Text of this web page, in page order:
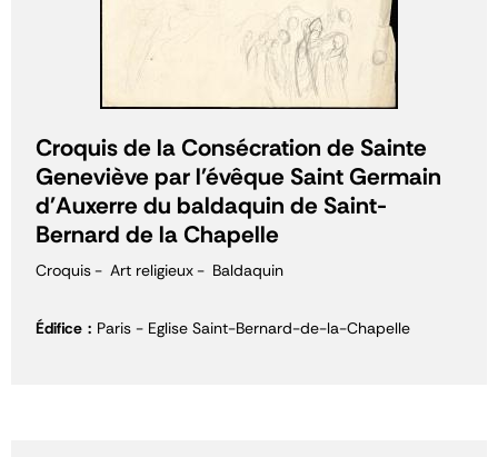
Croquis de la Consécration de Sainte
Geneviève par l'évêque Saint Germain
d'Auxerre du baldaquin de Saint-
Bernard de la Chapelle
Croquis Art religieux Baldaquin
Édifice Paris - Eglise Saint-Bernard-de-la-Chapelle